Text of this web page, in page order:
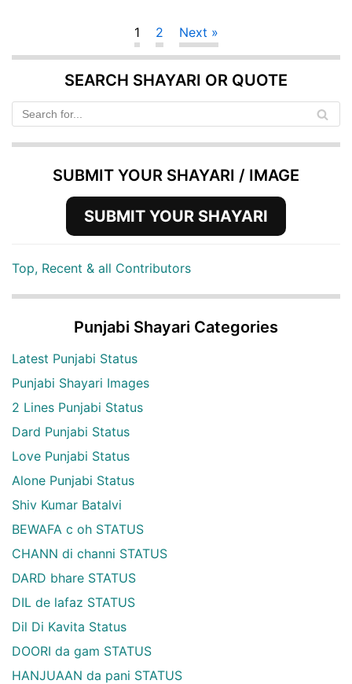
1 2 Next »
SEARCH SHAYARI OR QUOTE
SUBMIT YOUR SHAYARI / IMAGE
SUBMIT YOUR SHAYARI
Top, Recent & all Contributors
Punjabi Shayari Categories
Latest Punjabi Status
Punjabi Shayari Images
2 Lines Punjabi Status
Dard Punjabi Status
Love Punjabi Status
Alone Punjabi Status
Shiv Kumar Batalvi
BEWAFA c oh STATUS
CHANN di channi STATUS
DARD bhare STATUS
DIL de lafaz STATUS
Dil Di Kavita Status
DOORI da gam STATUS
HANJUAAN da pani STATUS